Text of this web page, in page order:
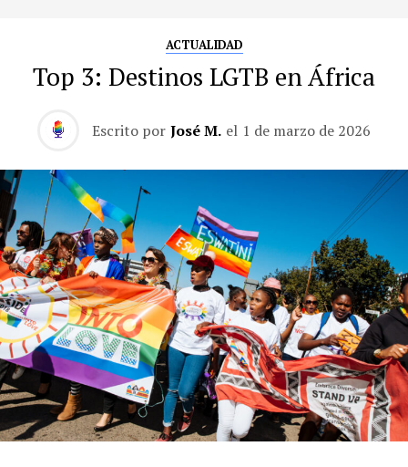
ACTUALIDAD
Top 3: Destinos LGTB en África
Escrito por José M. el 1 de marzo de 2026